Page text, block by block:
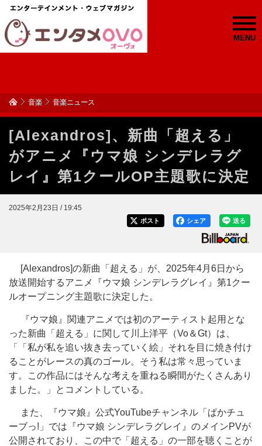
MENU
音楽 音楽ニュース
[Alexandros]、新曲「超える」
がアニメ『ウマ娘 シンデレラグ
レイ』第1クールOP主題歌に決定
2025年2月23日 / 19:45
送る
シェア
ポスト
[Alexandros]の新曲「超える」が、2025年4月6日から
放送開始するアニメ『ウマ娘 シンデレラグレイ』第1クー
ルオープニング主題歌に決定した。
『ウマ娘』関連アニメでは初のアーティスト起用とな
った新曲「超える」に関して川上洋平（Vo＆Gt）は、
「「私が私を追い抜き去っていく絵」それを目に焼き付け
ることがレースの真のゴール。そう私は常々思っていま
す。この作品にはそんな考えを重ねる瞬間がたくさんあり
ました。」とコメントしている。
また、『ウマ娘』公式YouTubeチャンネル「ぱかチュ
ーブっ!」では『ウマ娘 シンデレラグレイ』のメインPVが
公開されており、この中で「超える」の一部を聴くことが